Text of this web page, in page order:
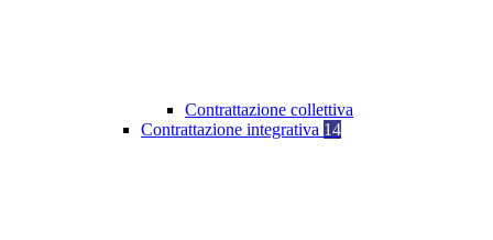
Contrattazione collettiva
Contrattazione integrativa 14